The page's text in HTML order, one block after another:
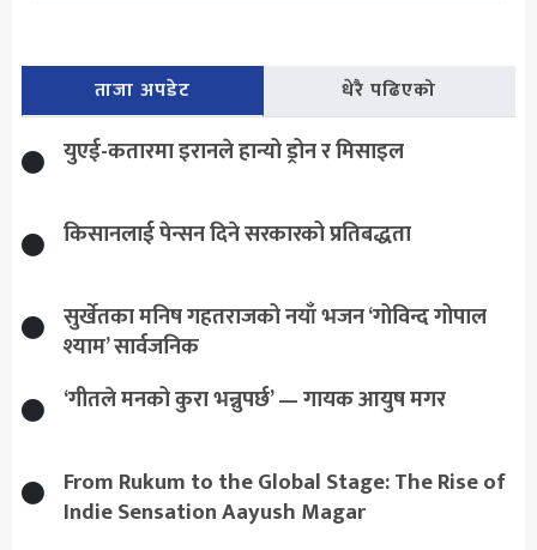
ताजा अपडेट धेरै पढिएको
युएई-कतारमा इरानले हान्यो ड्रोन र मिसाइल
किसानलाई पेन्सन दिने सरकारको प्रतिबद्धता
सुर्खेतका मनिष गहतराजको नयाँ भजन ‘गोविन्द गोपाल
श्याम’ सार्वजनिक
‘गीतले मनको कुरा भन्नुपर्छ’ — गायक आयुष मगर
From Rukum to the Global Stage: The Rise of
Indie Sensation Aayush Magar